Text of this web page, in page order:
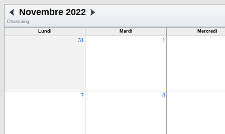
Novembre 2022
Chassaing
Lundi
Mardi Mercredi
31 1
7 8